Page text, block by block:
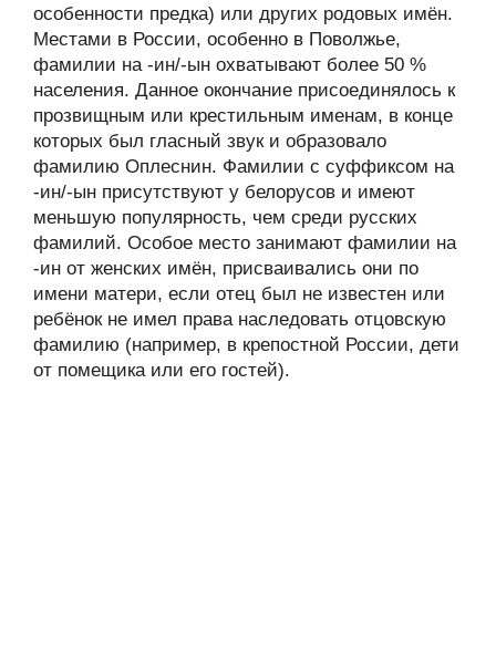
особенности предка) или других родовых имён.
Местами в России, особенно в Поволжье,
фамилии на -ин/-ын охватывают более 50 %
населения. Данное окончание присоединялось к
прозвищным или крестильным именам, в конце
которых был гласный звук и образовало
фамилию Оплеснин. Фамилии с суффиксом на
-ин/-ын присутствуют у белорусов и имеют
меньшую популярность, чем среди русских
фамилий. Особое место занимают фамилии на
-ин от женских имён, присваивались они по
имени матери, если отец был не известен или
ребёнок не имел права наследовать отцовскую
фамилию (например, в крепостной России, дети
от помещика или его гостей).